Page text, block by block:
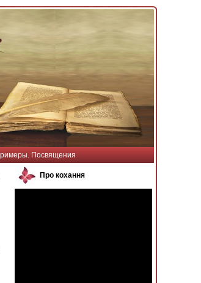
Посвящения
Про кохання